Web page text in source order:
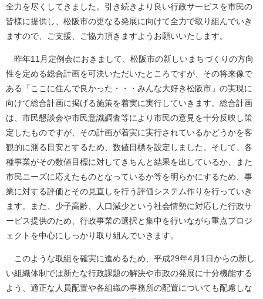
全力を尽くしてきました。引き続きより良い行政サービスを市民の
皆様に提供し、松阪市の更なる発展に向けて全力で取り組んでいき
ますので、ご支援、ご協力頂きますようお願いいたします。
昨年11月定例会におきまして、松阪市の新しいまちづくりの方向
性を定める総合計画を可決いただいたところですが、その将来像で
ある「ここに住んで良かった・・・みんな大好き松阪市」の実現に
向けて総合計画に掲げる施策を着実に実行していきます。総合計画
は、市民懇談会や市民意識調査等により市民の意見を十分反映し策
定したものですが、その計画が着実に実行されているかどうかを客
観的に測る目安とするため、数値目標を設定しました。そして、各
種事業がその数値目標に対してきちんと結果を出しているか、また
市民ニーズに応えたものとなっているか等を明らかにするため、事
業に対する評価とその見直しを行う評価システム作りを行っていき
ます。また、少子高齢、人口減少という社会情勢に対応した行政サ
ービス提供のため、行政事業の選択と集中を行いながら重点プロジ
ェクトを中心にしっかり取り組んでいきます。
このような取組を確実に進めるため、平成29年4月1日からの新し
い組織体制では新たな行政課題の解決や市政の発展に十分機能する
よう、適正な人員配置や各組織の事務所の配置についても配慮しな